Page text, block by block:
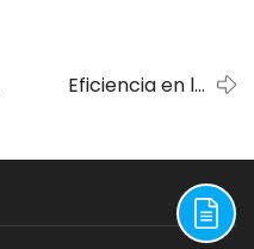
Eficiencia en la
revolucionan el
oficio.